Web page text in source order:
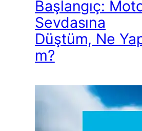
Başlangıç:
Sevdasına
Düştüm, Ne
m?